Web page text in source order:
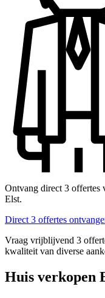
Ontvang direct 3 offertes
Elst.
Direct 3 offertes
Vraag vrijblijvend 3
kwaliteit van diverse
Huis verkopen